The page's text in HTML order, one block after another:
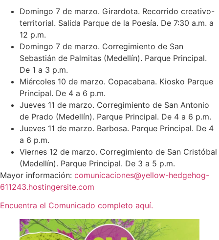
Domingo 7 de marzo. Girardota. Recorrido creativo-
territorial. Salida Parque de la Poesía. De 7:30 a.m. a
12 p.m.
Domingo 7 de marzo. Corregimiento de San
Sebastián de Palmitas (Medellín). Parque Principal.
De 1 a 3 p.m.
Miércoles 10 de marzo. Copacabana. Kiosko Parque
Principal. De 4 a 6 p.m.
Jueves 11 de marzo. Corregimiento de San Antonio
de Prado (Medellín). Parque Principal. De 4 a 6 p.m.
Jueves 11 de marzo. Barbosa. Parque Principal. De 4
a 6 p.m.
Viernes 12 de marzo. Corregimiento de San Cristóbal
(Medellín). Parque Principal. De 3 a 5 p.m.
Mayor información: comunicaciones@yellow-hedgehog-
611243.hostingersite.com
Encuentra el Comunicado completo aquí.